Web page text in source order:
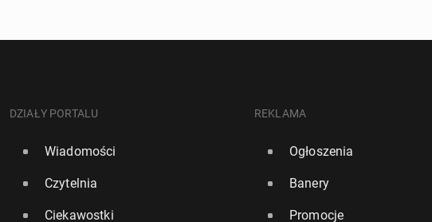
Wirus Nipah atakuje. Lot­ni­ska w Azji wpro­wa­dza­ją środki ochron­ne
DZIAŁY PORTALU
Wiadomości
Czytelnia
Ciekawostki
REKLAMA
Ogłoszenia
Banery
Promocje